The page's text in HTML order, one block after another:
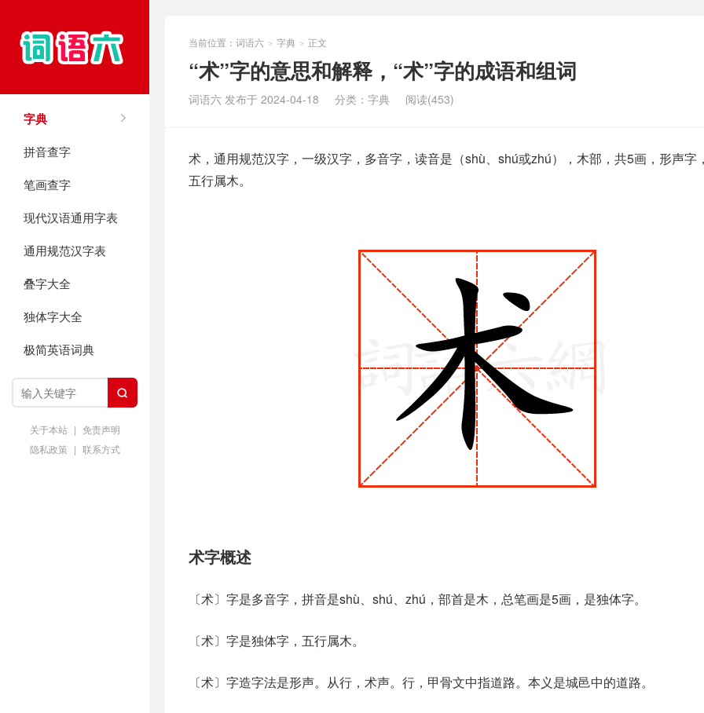
字典
拼音查字
笔画查字
现代汉语通用字表
通用规范汉字表
叠字大全
独体字大全
极简英语词典

关于本站 | 免责声明
隐私政策 | 联系方式
当前位置： 词语六 > 字典 > 正文
“术”字的意思和解释，“术”字的成语和组词
词语六 发布于 2024-04-18 分类： 字典 阅读(453)
术，通用规范汉字，一级汉字，多音字，读音是（shù、shú或zhú），木部，共5画，形声字
五行属木。
术字概述
〔术〕字是多音字，拼音是shù、shú、zhú，部首是木，总笔画是5画，是独体字。
〔术〕字是独体字，五行属木。
〔术〕字造字法是形声。从行，术声。行，甲骨文中指道路。本义是城邑中的道路。